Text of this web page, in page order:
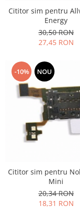
Benzi flex
Banda tastatura
Cablu coaxial
Flex buton
Flex casca
Flex incarcare
Flex LCD
Flex pornire
Flex volum
Sonerie
Allview
Sony
Cititor sim pentru
Energy
30,50 RON
27,45 RON
-10% NOU
Cititor sim pentru
Mini
20,34 RON
18,31 RON